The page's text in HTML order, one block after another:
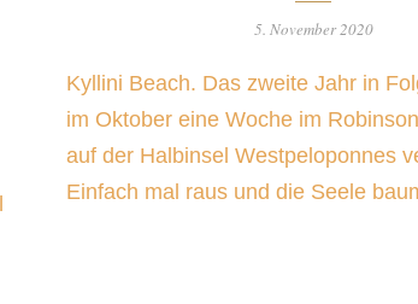
5. November 2020
Kyllini Beach. Das zweite Jahr in
im Oktober eine Woche im
auf der Halbinsel Westpeloponnes
Einfach mal raus und die Seele